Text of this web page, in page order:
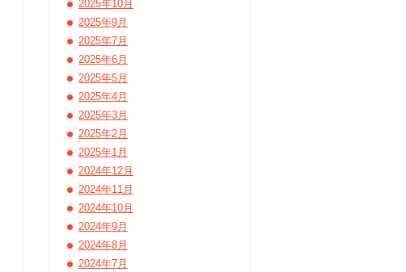
2025年10月
2025年9月
2025年7月
2025年6月
2025年5月
2025年4月
2025年3月
2025年2月
2025年1月
2024年12月
2024年11月
2024年10月
2024年9月
2024年8月
2024年7月